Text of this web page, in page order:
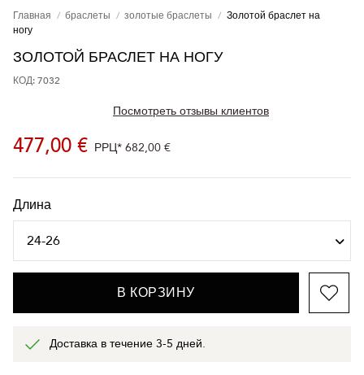
Главная браслеты золотые браслеты
Золотой браслет на
ногу
ЗОЛОТОЙ БРАСЛЕТ НА НОГУ
КОД: 7032
Посмотреть отзывы клиентов
477,00 € РРЦ* 682,00 €
Длина
В КОРЗИНУ
Доставка в течение 3-5 дней.